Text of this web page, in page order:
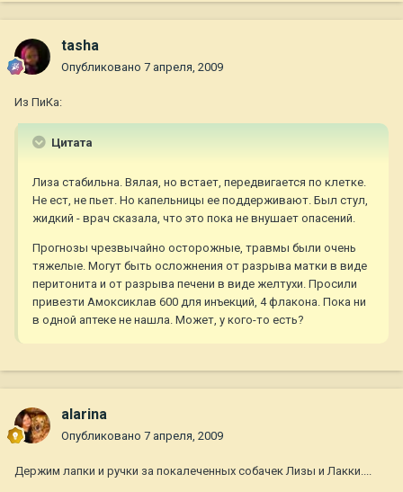
tasha
Опубликовано 7 апреля, 2009
Из ПиКа:
Цитата
Лиза стабильна. Вялая, но встает, передвигается по клетке.
Не ест, не пьет. Но капельницы ее поддерживают. Был стул,
жидкий - врач сказала, что это пока не внушает опасений.
Прогнозы чрезвычайно осторожные, травмы были очень
тяжелые. Могут быть осложнения от разрыва матки в виде
перитонита и от разрыва печени в виде желтухи. Просили
привезти Амоксиклав 600 для инъекций, 4 флакона. Пока ни
в одной аптеке не нашла. Может, у кого-то есть?
alarina
Опубликовано 7 апреля, 2009
Держим лапки и ручки за покалеченных собачек Лизы и Лакки....